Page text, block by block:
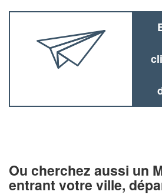
Ou cherchez aussi un
entrant votre ville,